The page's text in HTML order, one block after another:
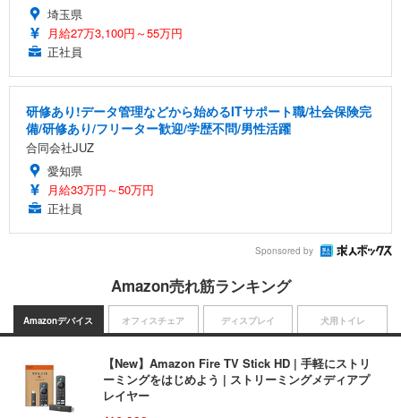
埼玉県
月給27万3,100円～55万円
正社員
研修あり!データ管理などから始めるITサポート職/社会保険完
備/研修あり/フリーター歓迎/学歴不問/男性活躍
合同会社JUZ
愛知県
月給33万円～50万円
正社員
Sponsored by
Amazon売れ筋ランキング
Amazonデバイス
【New】Amazon Fire TV Stick HD | 手軽にストリ
ーミングをはじめよう | ストリーミングメディアプ
レイヤー
オフィスチェア ディスプレイ 犬用トイレ